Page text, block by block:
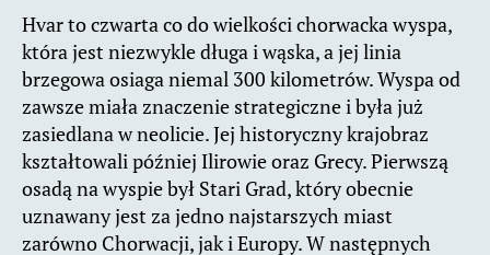
Hvar to czwarta co do wielkości chorwacka wyspa,
która jest niezwykle długa i wąska, a jej linia
brzegowa osiaga niemal 300 kilometrów. Wyspa od
zawsze miała znaczenie strategiczne i była już
zasiedlana w neolicie. Jej historyczny krajobraz
kształtowali później Ilirowie oraz Grecy. Pierwszą
osadą na wyspie był Stari Grad, który obecnie
uznawany jest za jedno najstarszych miast
zarówno Chorwacji, jak i Europy. W następnych